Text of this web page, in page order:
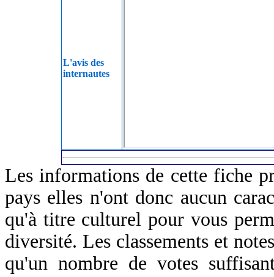
L'avis des
internautes
Les informations de cette fiche
pays elles n'ont donc aucun
qu'à titre culturel pour vous
diversité. Les classements et
qu'un nombre de votes